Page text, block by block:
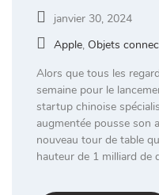
janvier 30, 2024
Apple, Objets
Alors que tous les
semaine pour le
startup chinoise
augmentée pousse son
nouveau tour de table
hauteur de 1 milliard de